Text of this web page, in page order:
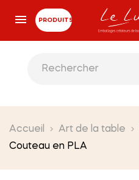
PRODUITS
Accueil Art de la table
Couteau en PLA